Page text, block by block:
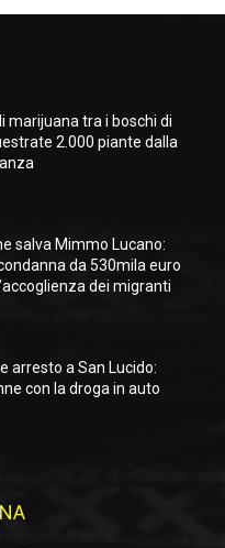
marijuana tra i boschi di
2.000 piante dalla
salva Mimmo Lucano:
da 530mila euro
dei migranti
arresto a San Lucido:
con la droga in auto